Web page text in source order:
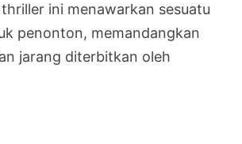
ini menawarkan sesuatu
penonton, memandangkan
jarang diterbitkan oleh